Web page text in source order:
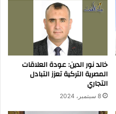
خالد نور الدين: عودة العلاقات
المصرية التركية تعزز التبادل
التجاري
8 سبتمبر، 2024